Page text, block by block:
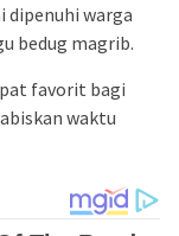
dipenuhi warga
bedug magrib.
favorit bagi
waktu